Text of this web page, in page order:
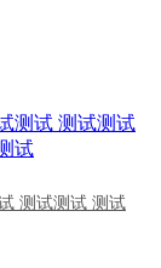
测试测试 测试